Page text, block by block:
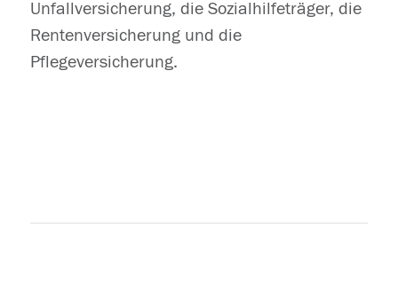
Unfallversicherung, die Sozialhilfeträger, die
Rentenversicherung und die
Pflegeversicherung.